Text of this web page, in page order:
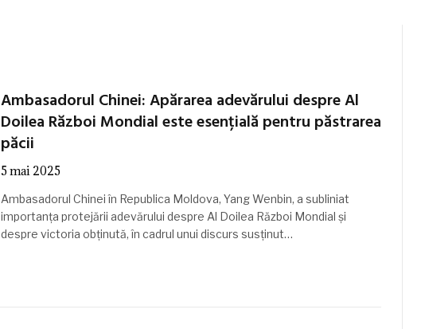
Ambasadorul Chinei: Apărarea adevărului despre Al
Doilea Război Mondial este esențială pentru păstrarea
păcii
5 mai 2025
Ambasadorul Chinei în Republica Moldova, Yang Wenbin, a subliniat
importanța protejării adevărului despre Al Doilea Război Mondial și
despre victoria obținută, în cadrul unui discurs susținut…